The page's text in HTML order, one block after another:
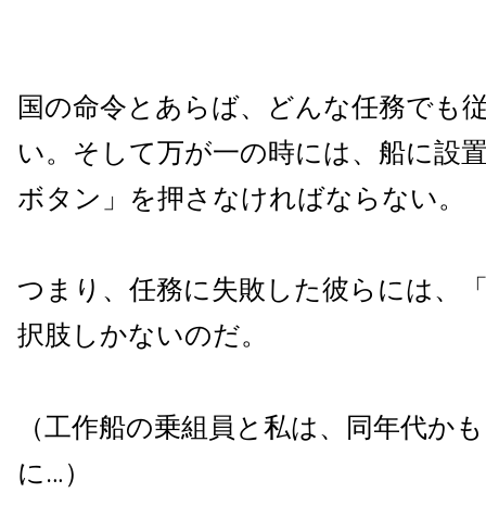
国の命令とあらば、どんな任務でも
い。そして万が一の時には、船に設
ボタン」を押さなければならない。
つまり、任務に失敗した彼らには、
択肢しかないのだ。
（工作船の乗組員と私は、同年代か
に…）